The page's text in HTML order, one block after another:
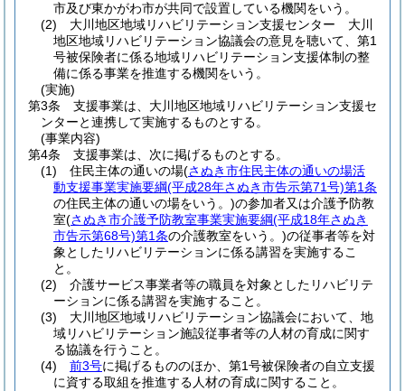
市及び東かがわ市が共同で設置している機関をいう。
(2)
大川地区地域リハビリテーション支援センター 大川
地区地域リハビリテーション協議会の意見を聴いて、第1
号被保険者に係る地域リハビリテーション支援体制の整
備に係る事業を推進する機関をいう。
(実施)
第3条
支援事業は、大川地区地域リハビリテーション支援セ
ンターと連携して実施するものとする。
(事業内容)
第4条
支援事業は、次に掲げるものとする。
(1)
住民主体の通いの場(さぬき市住民主体の通いの場活
動支援事業実施要綱(平成28年さぬき市告示第71号)第1条
の住民主体の通いの場をいう。)の参加者又は介護予防教
室(さぬき市介護予防教室事業実施要綱(平成18年さぬき
市告示第68号)第1条の介護教室をいう。)の従事者等を対
象としたリハビリテーションに係る講習を実施するこ
と。
(2)
介護サービス事業者等の職員を対象としたリハビリテ
ーションに係る講習を実施すること。
(3)
大川地区地域リハビリテーション協議会において、地
域リハビリテーション施設従事者等の人材の育成に関す
る協議を行うこと。
(4)
前3号に掲げるもののほか、第1号被保険者の自立支援
に資する取組を推進する人材の育成に関すること。